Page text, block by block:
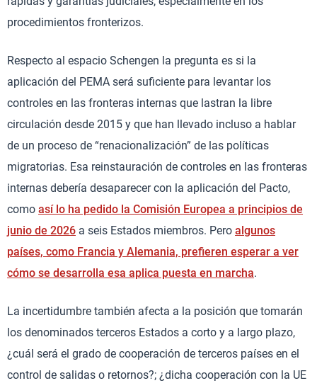
procedimientos fronterizos.
Respecto al espacio Schengen la pregunta es si la
aplicación del PEMA será suficiente para levantar los
controles en las fronteras internas que lastran la libre
circulación desde 2015 y que han llevado incluso a hablar
de un proceso de “renacionalización” de las políticas
migratorias. Esa reinstauración de controles en las fronteras
internas debería desaparecer con la aplicación del Pacto,
como así lo ha pedido la Comisión Europea a principios de
junio de 2026 a seis Estados miembros. Pero algunos
países, como Francia y Alemania, prefieren esperar a ver
cómo se desarrolla esa aplica puesta en marcha.
La incertidumbre también afecta a la posición que tomarán
los denominados terceros Estados a corto y a largo plazo,
¿cuál será el grado de cooperación de terceros países en el
control de salidas o retornos?; ¿dicha cooperación con la UE